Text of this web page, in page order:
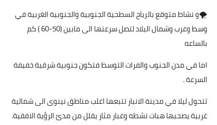
🌪و نشاط متوقع بالرياح السطحية الجنوبية والجنوبية الغربية في
وسط وغرب وشمال البلاد لتصل سرعتها الى مابين (50-60 ) كم
بالساعه
اما في مدن الجنوب والفرات التوسط فتكون جنوبية شرقية خفيفة
السرعة .
تتحول ليلا في مدينة الانبار تتبعها اغلب مناطق نينوى الى شمالية
غربية يصحبها هبات نشطه وغبار مثار يقلل من مدئ الرؤية الافقية.